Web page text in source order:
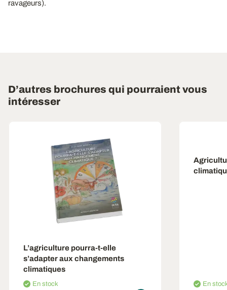
ravageurs).
D’autres brochures qui pourraient vous
intéresser
L’agriculture pourra-t-elle
s’adapter aux changements
climatiques
En stock En